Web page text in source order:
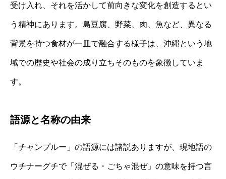
受け入れ、それを活かして前向きな変化を創造するとい
う精神にあります。島豆腐、野菜、肉、魚など、異なる
背景を持つ食材が一皿で融合する様子は、沖縄という地
域での歴史や社会の成り立ちそのものを象徴していま
す。
語源と名称の由来
「チャンプルー」の語源には諸説ありますが、現地語の
ウチナーグチで「混ぜる・ごちゃ混ぜ」の意味を持つ言